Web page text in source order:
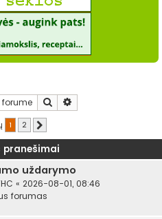
Ieškoti
1 2
pranešimai
uždarymo
« 2026-08-01, 08:46
forumas